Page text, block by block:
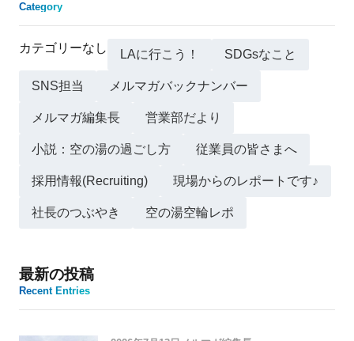
Category
カテゴリーなし LAに行こう！ SDGsなこと
SNS担当 メルマガバックナンバー
メルマガ編集長 営業部だより
小説：空の湯の過ごし方 従業員の皆さまへ
採用情報(Recruiting) 現場からのレポートです♪
社長のつぶやき 空の湯空輪レポ
最新の投稿
Recent Entries